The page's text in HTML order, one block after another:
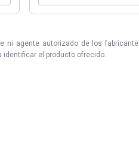
ni agente autorizado de los
el producto ofrecido.